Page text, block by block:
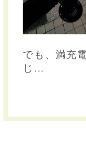
でも、満充
じ…